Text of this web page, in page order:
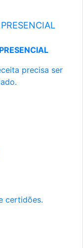
precisa ser
certidões.